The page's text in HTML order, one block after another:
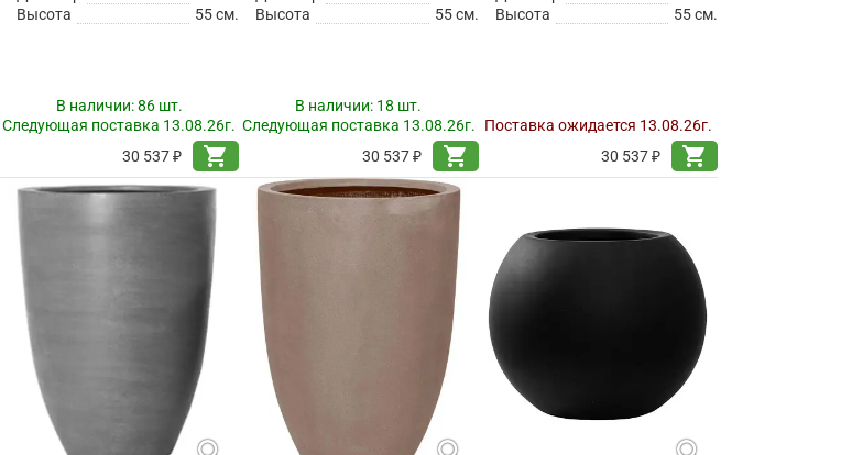
Высота
55 см.
В наличии:86 шт.
Следующая поставка 13.08.26г.
30 537 ₽
shopping_cart
Высота
55 см.
В наличии: 18 шт.
Следующая поставка 13.08.26г.
30 537 ₽
shopping_cart
Высота
55 см.
Поставка ожидается 13.08.26г.
30 537 ₽
shopping_cart